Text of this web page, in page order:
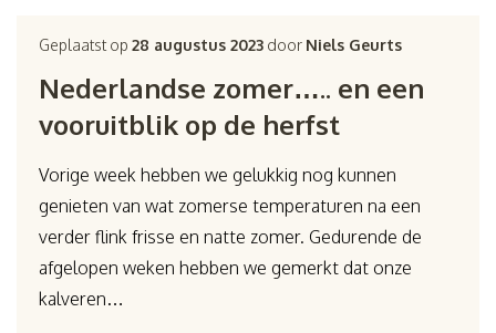
Geplaatst op28 augustus 2023 door Niels Geurts
Nederlandse zomer….. en een
vooruitblik op de herfst
Vorige week hebben we gelukkig nog kunnen
genieten van wat zomerse temperaturen na een
verder flink frisse en natte zomer. Gedurende de
afgelopen weken hebben we gemerkt dat onze
kalveren…